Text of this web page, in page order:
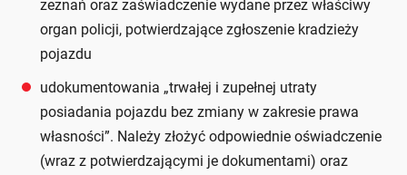
zeznań oraz zaświadczenie wydane przez właściwy
organ policji, potwierdzające zgłoszenie kradzieży
pojazdu
udokumentowania „trwałej i zupełnej utraty
posiadania pojazdu bez zmiany w zakresie prawa
własności”. Należy złożyć odpowiednie oświadczenie
(wraz z potwierdzającymi je dokumentami) oraz